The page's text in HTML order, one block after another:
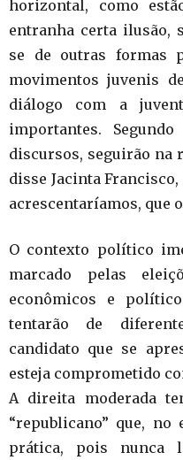
horizontal, como
entranha certa ilusão,
se de outras formas
movimentos juvenis
diálogo com a
importantes.
discursos, seguirão na
disse Jacinta
acrescentaríamos, que
O contexto político
marcado pelas
econômicos e
tentarão de
candidato que se
esteja comprometido
A direita moderada
“republicano” que, no
prática, pois nunca